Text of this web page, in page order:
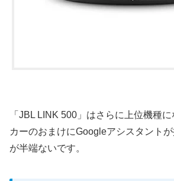
「JBL LINK 500」はさらに上位機種
カーのおまけにGoogleアシスタント
が半端ないです。